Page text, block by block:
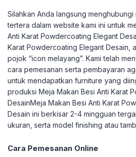
Silahkan Anda langsung
tertera dalam website kami ini untuk
Anti Karat Powdercoating Elegant
Karat Powdercoating Elegant Desain,
pojok “icon melayang”. Kami telah
cara pemesanan serta pembayaran
untuk mendapatkan furniture yang
produksi Meja Makan Besi Anti Karat
DesainMeja Makan Besi Anti Karat
Desain ini berkisar 2-4 mingguan
ukuran, serta model finishing atau
Cara Pemesanan Online